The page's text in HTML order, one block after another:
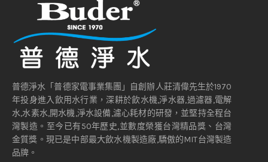
普德淨水「普德家電事業集團」自創辦人莊清偉先生於1970
年投身進入飲用水行業，深耕於飲水機,淨水器,過濾器,電解
水,水素水,開水機,淨水設備,濾心耗材的研發，並堅持全程台
灣製造。至今已有50年歷史,並數度榮獲台灣精品獎、台灣
金質獎。現已是中部最大飲水機製造廠,驕傲的MIT台灣製造
品牌。